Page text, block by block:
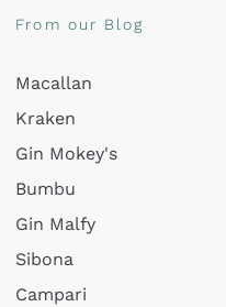
From our Blog
Macallan
Kraken
Gin Mokey's
Bumbu
Gin Malfy
Sibona
Campari